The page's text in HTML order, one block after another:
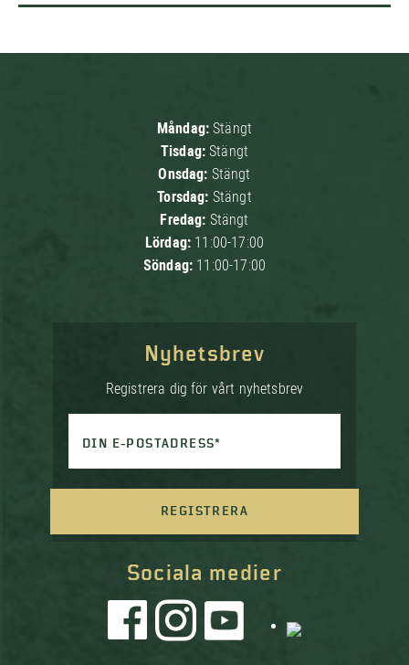
Måndag:Stängt
Tisdag:Stängt
Onsdag: Stängt
Torsdag: Stängt
Fredag: Stängt
Lördag: 11:00-17:00
Söndag: 11:00-17:00
Sociala medier
Nyhetsbrev
Registrera dig för vårt nyhetsbrev
DIN E-POSTADRESS*
REGISTRERA